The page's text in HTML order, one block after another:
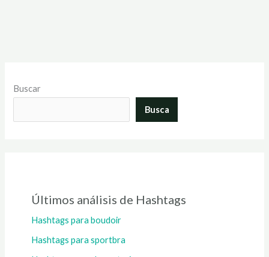
Buscar
Busca
Últimos análisis de Hashtags
Hashtags para boudoir
Hashtags para sportbra